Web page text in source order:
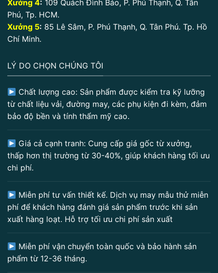
Xưởng 4: 109 Quách Đình Bảo, P. Phú Thạnh, Q. Tân
Phú, Tp. HCM.
Xưởng 5: 85 Lê Sâm, P. Phú Thạnh, Q. Tân Phú. Tp. Hồ
Chí Minh.
LÝ DO CHỌN CHÚNG TÔI
Chất lượng cao: Sản phẩm được kiểm tra kỹ lưỡng
từ chất liệu vải, đường may, các phụ kiện đi kèm, đảm
bảo độ bền và tính thẩm mỹ cao.
Giá cả cạnh tranh: Cung cấp giá gốc từ xưởng,
thấp hơn thị trường từ 30-40%, giúp khách hàng tối ưu
chi phí.
Miễn phí tư vấn thiết kế. Dịch vụ may mẫu thử miễn
phí để khách hàng đánh giá sản phẩm trước khi sản
xuất hàng loạt. Hỗ trợ tối ưu chi phí sản xuất
Miễn phí vận chuyển toàn quốc và bảo hành sản
phẩm từ 12-36 tháng.